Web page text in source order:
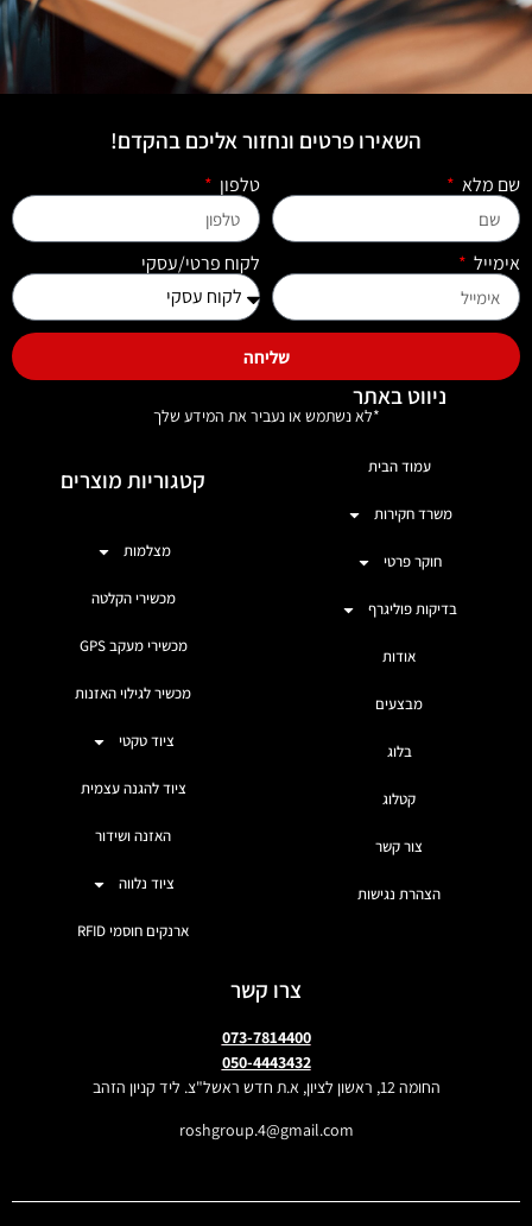
השאירו פרטים ונחזור אליכם בהקדם!
שם מלא טלפון
אימייל לקוח פרטי/עסקי
שליחה
*לא נשתמש או נעביר את המידע שלך
ניווט באתר
עמוד הבית
משרד חקירות
חוקר פרטי
בדיקות פוליגרף
אודות
מבצעים
בלוג
קטלוג
צור קשר
הצהרת נגישות
קטגוריות מוצרים
מצלמות
מכשירי הקלטה
מכשירי מעקב GPS
מכשיר לגילוי האזנות
ציוד טקטי
ציוד להגנה עצמית
האזנה ושידור
ציוד נלווה
ארנקים חוסמי RFID
צרו קשר
073-7814400
050-4443432
החומה 12, ראשון לציון, א.ת חדש ראשל"צ. ליד קניון הזהב
roshgroup.4@gmail.com